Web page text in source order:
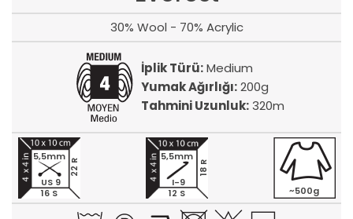
30% Wool - 70% Acrylic
İplik Türü:Medium
Yumak Ağırlığı:200g
Tahmini Uzunluk:320m
16 S
22 R
5,5mm
US 9
12 S
18 R
5,5mm
I-9
~500g